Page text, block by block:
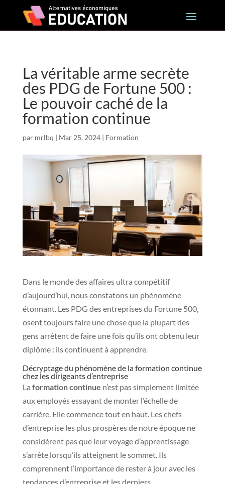
La véritable arme secrète
des PDG de Fortune 500 :
Le pouvoir caché de la
formation continue
par mrlbq | Mar 25, 2024| Formation
Dans le monde des affaires ultra compétitif
d’aujourd’hui, nous constatons un phénomène
étonnant. Les PDG des entreprises du Fortune 500,
osent toujours faire une chose que la plupart des
gens arrêtent de faire une fois qu’ils ont obtenu leur
diplôme : ils continuent à apprendre.
Décryptage du phénomène de la formation continue
chez les dirigeants d’entreprise
La formation continue n’est pas simplement limitée
aux employés essayant de monter l’échelle de
carrière. Elle commence tout en haut. Les chefs
d’entreprise les plus prospères de notre époque ne
considèrent pas que leur voyage d’apprentissage
s’arrête lorsqu’ils atteignent le sommet. Ils
comprennent l’importance de rester à jour avec les
tendances d’entreprise et les derniers